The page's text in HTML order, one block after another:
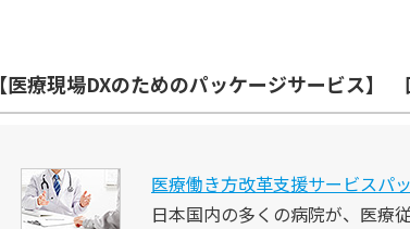
【医療現場DXのためのパッケージサービス
医療働き方改革支援サービスパ
日本国内の多くの病院が、医療